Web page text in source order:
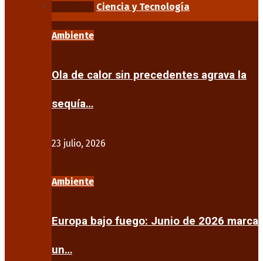
Ciencia y Tecnología
Ambiente
Ola de calor sin precedentes agrava la
sequía…
23 julio, 2026
Ambiente
Europa bajo fuego: Junio de 2026 marca
un…